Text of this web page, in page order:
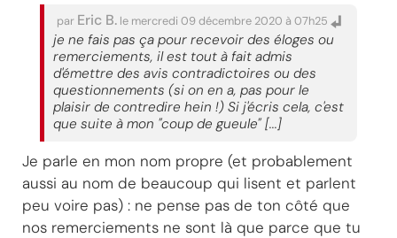
par Eric B. le mercredi 09 décembre 2020 à 07h25
je ne fais pas ça pour recevoir des éloges ou
remerciements, il est tout à fait admis
d'émettre des avis contradictoires ou des
questionnements (si on en a, pas pour le
plaisir de contredire hein !) Si j'écris cela, c'est
que suite à mon "coup de gueule" [...]
Je parle en mon nom propre (et probablement
aussi au nom de beaucoup qui lisent et parlent
peu voire pas) : ne pense pas de ton côté que
nos remerciements ne sont là que parce que tu